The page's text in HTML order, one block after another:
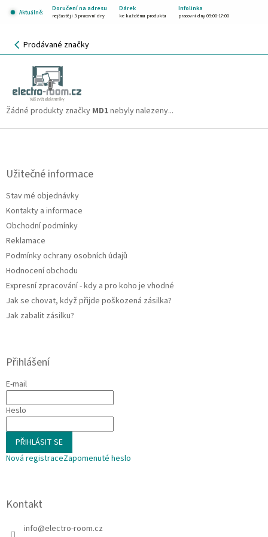
Aktuálně:
Doručení na adresu Dárek Infolinka
nejčastěji 3 pracovní dny ke každému produktu pracovní dny 09:00-17:00
NÁKUPNÍ
KOŠÍK
Prodávané značky
MD1
Žádné produkty značky MD1nebyly nalezeny...
Z
Užitečné informace
Stav mé objednávky
Kontakty a informace
Obchodní podmínky
Reklamace
Podmínky ochrany osobních údajů
Hodnocení obchodu
Expresní zpracování - kdy a pro koho je vhodné
Jak se chovat, když přijde poškozená zásilka?
Jak zabalit zásilku?
Přihlášení
E-mail
Heslo
PŘIHLÁSIT SE
Nová registraceZapomenuté heslo
Kontakt
info@electro-room.cz